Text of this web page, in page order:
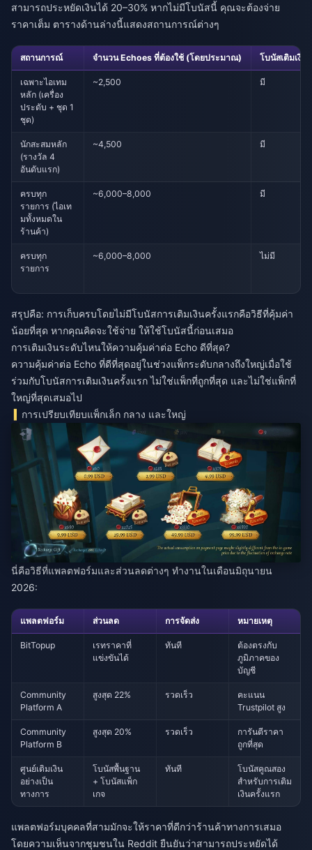
สามารถประหยัดเงินได้ 20–30% หากไม่มีโบนัสนี้ คุณจะต้องจ่าย
ราคาเต็ม ตารางด้านล่างนี้แสดงสถานการณ์ต่างๆ
สถานการณ์ จำนวน Echoes ที่ต้องใช้ (โดยประมาณ) โบนัสเติมเงิน
เฉพาะไอเทม
หลัก (เครื่อง
ประดับ + ชุด 1
ชุด)
~2,500 มี
นักสะสมหลัก
(รางวัล 4
อันดับแรก)
~4,500 มี
ครบทุก
รายการ (ไอเท
มทั้งหมดใน
ร้านค้า)
~6,000–8,000 มี
ครบทุก
รายการ
~6,000–8,000 ไม่มี
สรุปคือ: การเก็บครบโดยไม่มีโบนัสการเติมเงินครั้งแรกคือวิธีที่คุ้มค่า
น้อยที่สุด หากคุณคิดจะใช้จ่าย ให้ใช้โบนัสนี้ก่อนเสมอ
การเติมเงินระดับไหนให้ความคุ้มค่าต่อ Echo ดีที่สุด?
ความคุ้มค่าต่อ Echo ที่ดีที่สุดอยู่ในช่วงแพ็กระดับกลางถึงใหญ่เมื่อใช้
ร่วมกับโบนัสการเติมเงินครั้งแรก ไม่ใช่แพ็กที่ถูกที่สุด และไม่ใช่แพ็กที่
ใหญ่ที่สุดเสมอไป
การเปรียบเทียบแพ็กเล็ก กลาง และใหญ่
นี่คือวิธีที่แพลตฟอร์มและส่วนลดต่างๆ ทำงานในเดือนมิถุนายน
2026:
แพลตฟอร์ม ส่วนลด การจัดส่ง หมายเหตุ
BitTopup
เรทราคาที่
แข่งขันได้
ทันที
ต้องตรงกับ
ภูมิภาคของ
บัญชี
Community
Platform A
สูงสุด 22% รวดเร็ว
คะแนน
Trustpilot สูง
Community
Platform B
สูงสุด 20% รวดเร็ว
การันตีราคา
ถูกที่สุด
ศูนย์เติมเงิน
อย่างเป็น
ทางการ
โบนัสพื้นฐาน
+ โบนัสแพ็ก
เกจ
ทันที
โบนัสคูณสอง
สำหรับการเติม
เงินครั้งแรก
แพลตฟอร์มบุคคลที่สามมักจะให้ราคาที่ดีกว่าร้านค้าทางการเสมอ
โดยความเห็นจากชุมชนใน Reddit ยืนยันว่าสามารถประหยัดได้